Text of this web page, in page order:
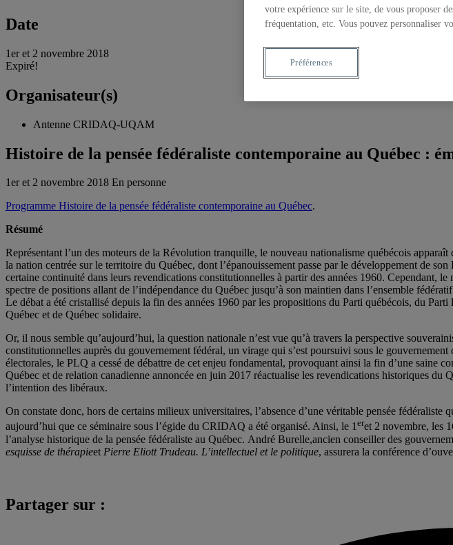
Date
1er et 2 novembre 2018
Expiré!
Organisateur(s)
Antenne CRIDAQ-UQAM
Histoire de la pensée fédéraliste contemporaine au Québec :
1er et 2 novembre 2018 En personne
Programme Histoire de la pensée fédéraliste contemporaine au Québec.
Résumé
Représentant l’un des moteurs de la Révolution tranquille, le nouveau nationalisme québécois
la nation centrée sur le territoire du Québec, dont l’épanouissement passe par le développement de
certaine continuité dans leurs revendications constitutionnelles à partir des années 1960. Cependant,
spectre de positions allant de l’indépendance du Québec jusqu’à son maintien dans l’ensemble
Le débat a été cristallisé depuis la fin des années 1960 par les propositions du Parti québécois, du
Québec et de Québec solidaire.
Or, il nous semble qu’aujourd’hui, la question nationale n’est vue qu’à travers la perspective
constitutionnelles auprès du gouvernement fédéral, un virage qui s’est poursuivi sous le
électorales, le PLQ a cessé de débattre de cet enjeu fondamental, provoquant ainsi la fin d’une saine
Québec et de relation canadienne annoncée en juin 2017 réactualise les revendications historiques du
l’intention des libéraux.
On constate donc, hors de certains milieux universitaires, l’absence d’une véritable pensée
aujourd’hui que ce séminaire sous l’égide du CRIDAQ a été organisé. Ainsi, le 1eret 2 novembre, les
l’analyse historique de la pensée fédéraliste au Québec. André Burelle,ancien conseiller des
esquisse de thérapieet Pierre Eliott Trudeau. L’intellectuel et le politique, assurera la conférence
Partager sur :
votre expérience sur le site, de vous proposer
fréquentation, etc. Vous pouvez personnaliser
Préférences